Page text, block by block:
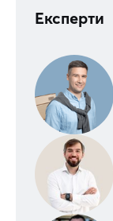
Експерти